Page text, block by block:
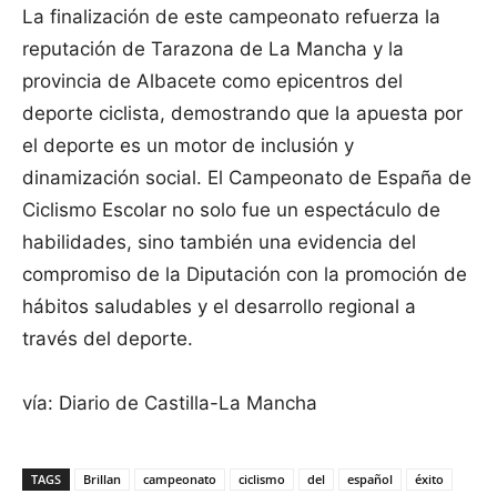
La finalización de este campeonato refuerza la
reputación de Tarazona de La Mancha y la
provincia de Albacete como epicentros del
deporte ciclista, demostrando que la apuesta por
el deporte es un motor de inclusión y
dinamización social. El Campeonato de España de
Ciclismo Escolar no solo fue un espectáculo de
habilidades, sino también una evidencia del
compromiso de la Diputación con la promoción de
hábitos saludables y el desarrollo regional a
través del deporte.
vía: Diario de Castilla-La Mancha
TAGS Brillan campeonato ciclismo del español
éxito